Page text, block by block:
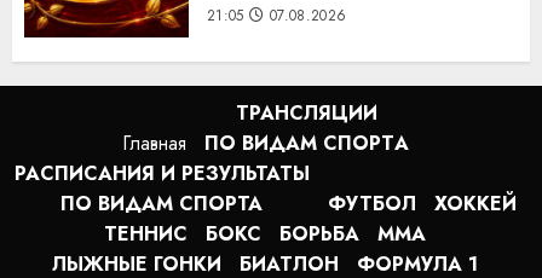
21:05 07.08.2026
Главная
ТРАНСЛЯЦИИ
ПО ВИДАМ СПОРТA
РАСПИСАНИЯ И РЕЗУЛЬТАТЫ
ПО ВИДАМ СПОРТА
ФУТБОЛ
ХОККЕЙ
ТЕННИС
БОКС БОРЬБА
MMA
ЛЫЖНЫЕ ГОНКИ
БИАТЛОН
ФОРМУЛА 1